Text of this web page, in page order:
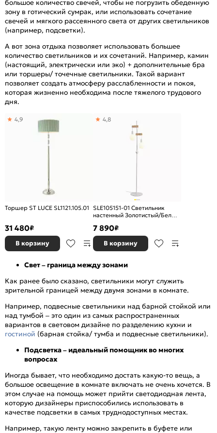
большое количество свечей, чтобы не погрузить обеденную
зону в готический сумрак, или использовать сочетание
свечей и мягкого рассеянного света от других светильников
(например, подсветки).
А вот зона отдыха позволяет использовать большее
количество светильников и их сочетаний. Например, камин
(настоящий, электрически или эко) + дополнительные бра
или торшеры/ точечные светильники. Такой вариант
позволяет создать атмосферу расслабленности и покоя,
которая жизненно необходима после тяжелого трудового
дня.
Торшер ST LUCE SL1121.105.01
4,9
31 480₽
В корзину
SLE105151-01 Светильник
настенный Золотистый/Белый
4,8
7 890₽
В корзину
Свет – граница между зонами
Как ранее было сказано, светильники могут служить
зрительной границей между двумя зонами в комнате.
Например, подвесные светильники над барной стойкой или
над тумбой – это один из самых распространенных
вариантов в световом дизайне по разделению кухни и
гостиной (барная стойка/ тумба и подвесные светильники).
Подсветка – идеальный помощник во многих
вопросах
Иногда бывает, что необходимо достать какую-то вещь, а
большое освещение в комнате включать не очень хочется. В
этом случае на помощь может прийти светодиодная лента,
которую дизайнеры приспособились использовать в
качестве подсветки в самых труднодоступных местах.
Например, такую ленту можно закрепить в буфете или